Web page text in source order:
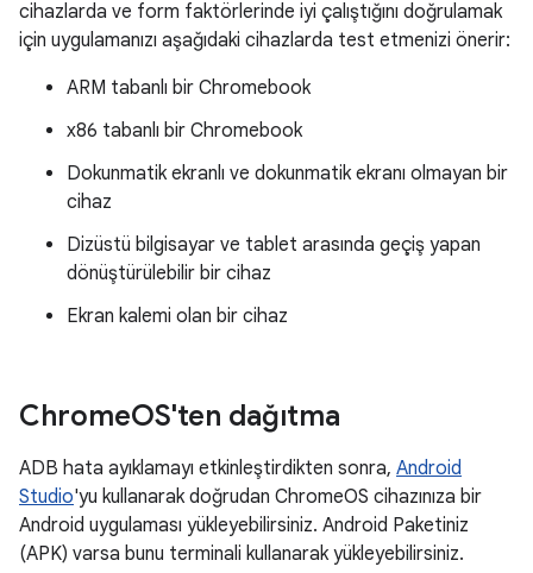
cihazlarda ve form faktörlerinde iyi çalıştığını doğrulamak
için uygulamanızı aşağıdaki cihazlarda test etmenizi önerir:
ARM tabanlı bir Chromebook
x86 tabanlı bir Chromebook
Dokunmatik ekranlı ve dokunmatik ekranı olmayan bir
cihaz
Dizüstü bilgisayar ve tablet arasında geçiş yapan
dönüştürülebilir bir cihaz
Ekran kalemi olan bir cihaz
ChromeOS'ten dağıtma
ADB hata ayıklamayı etkinleştirdikten sonra, Android
Studio'yu kullanarak doğrudan ChromeOS cihazınıza bir
Android uygulaması yükleyebilirsiniz. Android Paketiniz
(APK) varsa bunu terminali kullanarak yükleyebilirsiniz.